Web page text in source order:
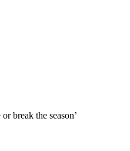
break the season’